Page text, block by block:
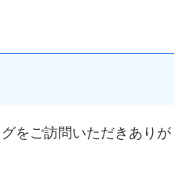
をご訪問いただきありが